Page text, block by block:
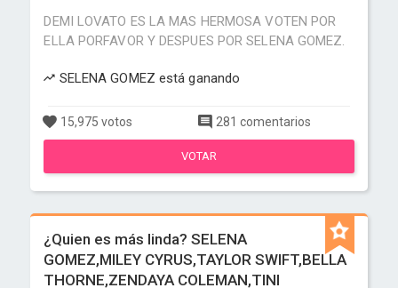
DEMI LOVATO ES LA MAS HERMOSA VOTEN POR
ELLA PORFAVOR Y DESPUES POR SELENA GOMEZ.
SELENA GOMEZ está ganando
15,975 votos 281 comentarios
VOTAR
¿Quien es más linda? SELENA
GOMEZ,MILEY CYRUS,TAYLOR SWIFT,BELLA
THORNE,ZENDAYA COLEMAN,TINI